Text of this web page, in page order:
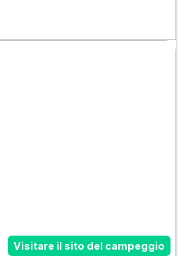
Visitare il sito del campeggio